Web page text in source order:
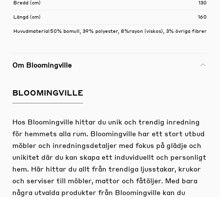
Bredd (cm) 130
Längd (cm) 160
Huvudmaterial 50% bomull, 39% polyester, 8%rayon (viskos), 3% övriga fibrer
Om Bloomingville
BLOOMINGVILLE
Hos Bloomingville hittar du unik och trendig inredning
för hemmets alla rum. Bloomingville har ett stort utbud
möbler och inredningsdetaljer med fokus på glädje och
unikitet där du kan skapa ett induviduellt och personligt
hem. Här hittar du allt från trendiga ljusstakar, krukor
och serviser till möbler, mattor och fåtöljer. Med bara
några utvalda produkter från Bloomingville kan du